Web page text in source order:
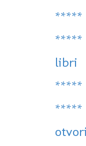
*****
*****
libri
*****
*****